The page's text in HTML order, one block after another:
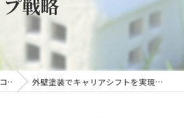
プ戦略
コラム 外壁塗装でキャリアシフトを実現するための転職ガイドと収入アップ戦略